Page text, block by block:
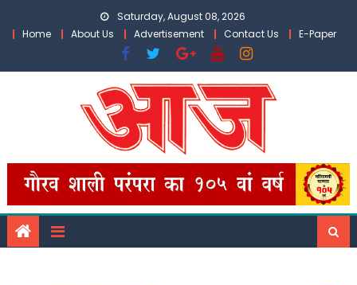
Saturday, August 08, 2026
Home
About Us Advertisement Contact Us E-Paper